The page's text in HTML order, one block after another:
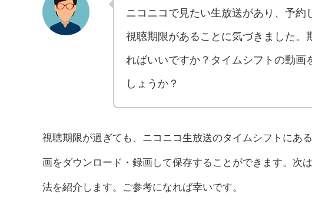
ニコニコで見たい生放送があり、予約
視聴期限があることに気づきました。
ればいいですか？タイムシフトの動画
しょうか？
視聴期限が過ぎても、ニコニコ生放送のタイムシフトにあ
画をダウンロード・録画して保存することができます。次
法を紹介します。ご参考になれば幸いです。